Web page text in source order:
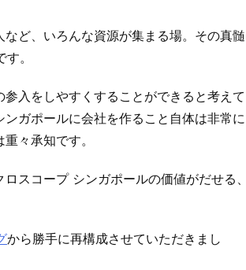
ど、いろんな資源が集まる場。その真髄
。
入をしやすくすることができると考えて
ガポールに会社を作ること自体は非常に
々承知です。
スコープ シンガポールの価値がだせる、
から勝手に再構成させていただきまし